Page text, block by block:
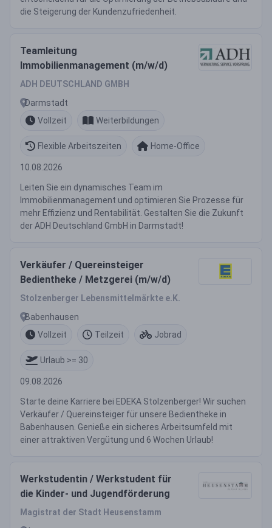
die Steigerung der Kundenzufriedenheit.
Teamleitung
Immobilienmanagement (m/w/d)
ADH DEUTSCHLAND GMBH
Darmstadt
Vollzeit
Weiterbildungen
Flexible Arbeitszeiten Home-Office
10.08.2026
Leiten Sie ein dynamisches Team im
Immobilienmanagement und optimieren Sie Prozesse für
mehr Effizienz und Rentabilität. Gestalten Sie die Zukunft
der ADH Deutschland GmbH in Darmstadt!
Verkäufer / Quereinsteiger
Bedientheke / Metzgerei (m/w/d)
Stolzenberger Lebensmittelmärkte e.K.
Babenhausen
Vollzeit
Teilzeit Jobrad
Urlaub >= 30
09.08.2026
Starte deine Karriere bei EDEKA Stolzenberger! Wir suchen
Verkäufer / Quereinsteiger für unsere Bedientheke in
Babenhausen. Genieße ein sicheres Arbeitsumfeld mit
einer attraktiven Vergütung und 6 Wochen Urlaub!
Werkstudentin / Werkstudent für
die Kinder- und Jugendförderung
Magistrat der Stadt Heusenstamm